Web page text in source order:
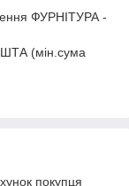
ФУРНІТУРА -
(мін.сума
покупця